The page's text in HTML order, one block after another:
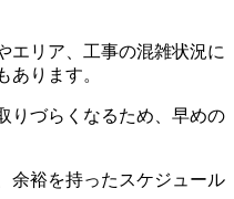
エリア、工事の混雑状況に
あります。
りづらくなるため、早めの
余裕を持ったスケジュール